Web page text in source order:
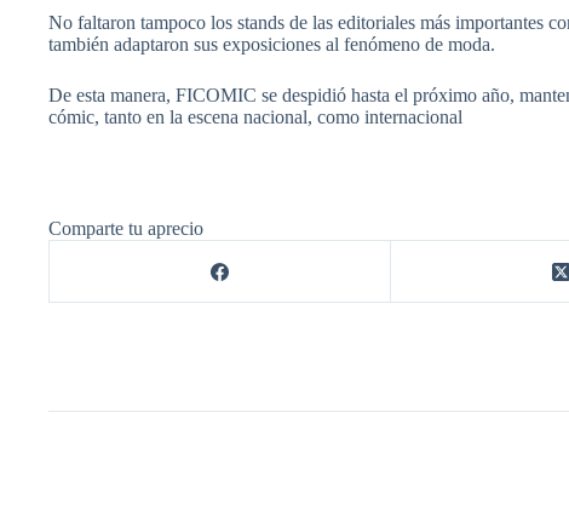
No faltaron tampoco los stands de las editoriales más importantes
también adaptaron sus exposiciones al fenómeno de moda.
De esta manera, FICOMIC se despidió hasta el próximo año,
cómic, tanto en la escena nacional, como internacional
Comparte tu aprecio